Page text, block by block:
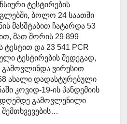
ტესტირების
ბოლო 24 საათში
მასშტაბით ჩატარდა 53
მათ შორის 29 899
ტესტით და 23 541 PCR
ტესტირების შედეგად,
ვირუსით
ახალი დადასტურებული
კოვიდ-19-ის პანდემიის
გამოვლენილი